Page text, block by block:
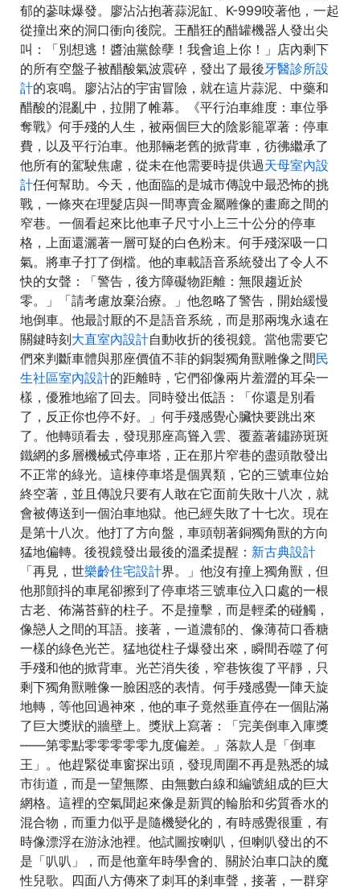
郁的蔘味爆發。廖沾沾抱著蒜泥缸、K-999咬著他，一起
從撞出來的洞口衝向後院。王醋狂的醋罐機器人發出尖
叫：「別想逃！醬油黨餘孽！我會追上你！」店內剩下
的所有空盤子被醋酸氣波震碎，發出了最後牙醫診所設
計的哀鳴。廖沾沾的宇宙冒險，就在這片蒜泥、中藥和
醋酸的混亂中，拉開了帷幕。《平行泊車維度：車位爭
奪戰》何手殘的人生，被兩個巨大的陰影籠罩著：停車
費，以及平行泊車。他那輛老舊的掀背車，彷彿繼承了
他所有的駕駛焦慮，從未在他需要時提供過天母室內設
計任何幫助。今天，他面臨的是城市傳說中最恐怖的挑
戰，一條夾在理髮店與一間專賣金屬雕像的畫廊之間的
窄巷。一個看起來比他車子尺寸小上三十公分的停車
格，上面還灑著一層可疑的白色粉末。何手殘深吸一口
氣。將車子打了倒檔。他的車載語音系統發出了令人不
快的女聲：「警告，後方障礙物距離：無限趨近於
零。」「請考慮放棄治療。」他忽略了警告，開始緩慢
地倒車。他最討厭的不是語音系統，而是那兩塊永遠在
關鍵時刻大直室內設計自動收折的後視鏡。當他需要它
們來判斷車體與那座價值不菲的銅製獨角獸雕像之間民
生社區室內設計的距離時，它們卻像兩片羞澀的耳朵一
樣，優雅地縮了回去。同時發出低語：「你還是別看
了，反正你也停不好。」何手殘感覺心臟快要跳出來
了。他轉頭看去，發現那座高聳入雲、覆蓋著鏽跡斑斑
鐵網的多層機械式停車塔，正在那片窄巷的盡頭散發出
不正常的綠光。這棟停車塔是個異類，它的三號車位始
終空著，並且傳說只要有人敢在它面前失敗十八次，就
會被傳送到一個泊車地獄。他已經失敗了十七次。現在
是第十八次。他打了方向盤，車頭朝著銅獨角獸的方向
猛地偏轉。後視鏡發出最後的溫柔提醒： 新古典設計
「再見，世樂齡住宅設計界。」他沒有撞上獨角獸，但
他那顫抖的車尾卻擦到了停車塔三號車位入口處的一根
古老、佈滿苔蘚的柱子。不是撞擊，而是輕柔的碰觸，
像戀人之間的耳語。接著，一道濃郁的、像薄荷口香糖
一樣的綠色光芒。猛地從柱子爆發出來，瞬間吞噬了何
手殘和他的掀背車。光芒消失後，窄巷恢復了平靜，只
剩下獨角獸雕像一臉困惑的表情。何手殘感覺一陣天旋
地轉，等他回過神來，他的車子竟然垂直停在一個貼滿
了巨大獎狀的牆壁上。獎狀上寫著：「完美倒車入庫獎
——第零點零零零零零九度偏差。」落款人是「倒車
王」。他趕緊從車窗探出頭，發現周圍不再是熟悉的城
市街道，而是一望無際、由無數白線和編號組成的巨大
網格。這裡的空氣聞起來像是新買的輪胎和劣質香水的
混合物，而重力似乎是隨機變化的，有時感覺很重，有
時像漂浮在游泳池裡。他試圖按喇叭，但喇叭發出的不
是「叭叭」，而是他童年時學會的、關於泊車口訣的魔
性兒歌。四面八方傳來了刺耳的剎車聲，接著，一群穿